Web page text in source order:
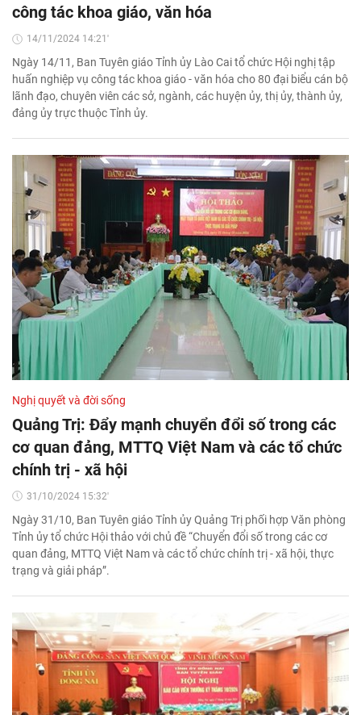
công tác khoa giáo, văn hóa
14/11/2024 14:21'
Ngày 14/11, Ban Tuyên giáo Tỉnh ủy Lào Cai tổ chức Hội nghị tập
huấn nghiệp vụ công tác khoa giáo - văn hóa cho 80 đại biểu cán bộ
lãnh đạo, chuyên viên các sở, ngành, các huyện ủy, thị ủy, thành ủy,
đảng ủy trực thuộc Tỉnh ủy.
Nghị quyết và đời sống
Quảng Trị: Đẩy mạnh chuyển đổi số trong các
cơ quan đảng, MTTQ Việt Nam và các tổ chức
chính trị - xã hội
31/10/2024 15:32'
Ngày 31/10, Ban Tuyên giáo Tỉnh ủy Quảng Trị phối hợp Văn phòng
Tỉnh ủy tổ chức Hội thảo với chủ đề “Chuyển đổi số trong các cơ
quan đảng, MTTQ Việt Nam và các tổ chức chính trị - xã hội, thực
trạng và giải pháp”.